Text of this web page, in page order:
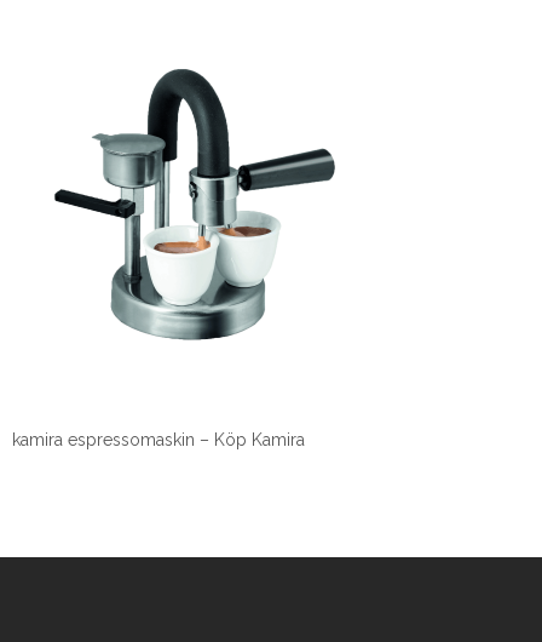
kamira espressomaskin – Köp Kamira